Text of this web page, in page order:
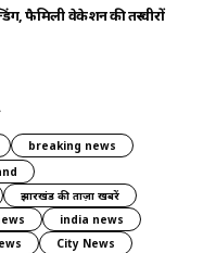
फैमिली वेकेशन की तस्वीरों
breaking news
झारखंड की ताज़ा खबरें
india news
City News